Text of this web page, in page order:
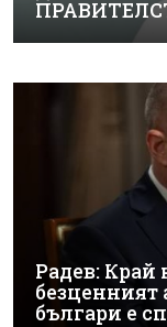
Радев: Край
безценният
българи е